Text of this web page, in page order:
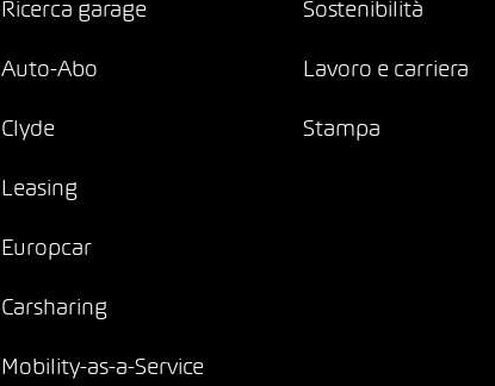
Ricerca garage
Auto-Abo
Clyde
Leasing
Europcar
Carsharing
Mobility-as-a-Service
Sostenibilità
Lavoro e carriera
Stampa